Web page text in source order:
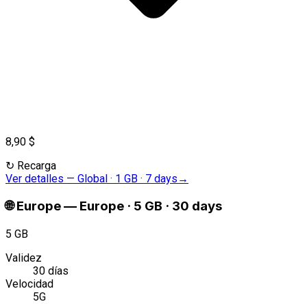
8,90 $
↻ Recarga
Ver detalles — Global · 1 GB · 7 days →
🌐 Europe— Europe · 5 GB · 30 days
5 GB
Validez
30 días
Velocidad
5G